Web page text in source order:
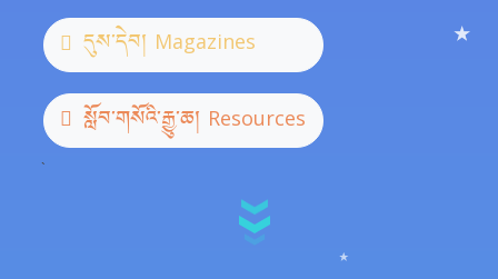
དུས་དེབ། Magazines
སློབ་གསོའི་རྒྱུ་ཆ། Resources
`